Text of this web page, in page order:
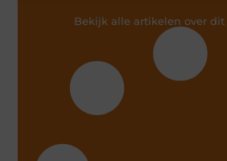
Bekijk alle artikelen over